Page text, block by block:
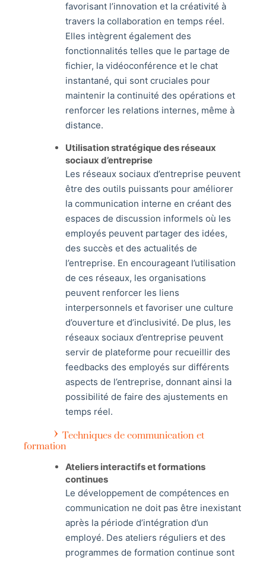
favorisant l’innovation et la créativité à
travers la collaboration en temps réel.
Elles intègrent également des
fonctionnalités telles que le partage de
fichier, la vidéoconférence et le chat
instantané, qui sont cruciales pour
maintenir la continuité des opérations et
renforcer les relations internes, même à
distance.
Utilisation stratégique des réseaux
sociaux d’entreprise
Les réseaux sociaux d’entreprise peuvent
être des outils puissants pour améliorer
la communication interne en créant des
espaces de discussion informels où les
employés peuvent partager des idées,
des succès et des actualités de
l’entreprise. En encourageant l’utilisation
de ces réseaux, les organisations
peuvent renforcer les liens
interpersonnels et favoriser une culture
d’ouverture et d’inclusivité. De plus, les
réseaux sociaux d’entreprise peuvent
servir de plateforme pour recueillir des
feedbacks des employés sur différents
aspects de l’entreprise, donnant ainsi la
possibilité de faire des ajustements en
temps réel.
Techniques de communication et
formation
Ateliers interactifs et formations
continues
Le développement de compétences en
communication ne doit pas être inexistant
après la période d’intégration d’un
employé. Des ateliers réguliers et des
programmes de formation continue sont